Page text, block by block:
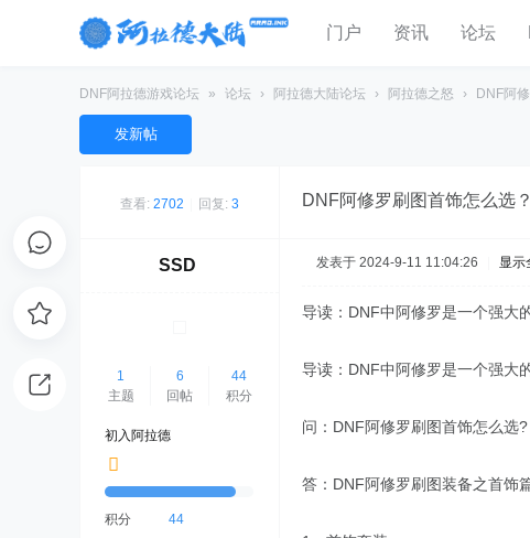
门户 资讯 论坛
DNF阿拉德游戏论坛 » 论坛 › 阿拉德大陆论坛 › 阿拉德之怒 › DNF阿
发新帖
查看: 2702 回复: 3 DNF阿修罗刷图首饰怎么选？
SSD
1
主题
6
回帖
44
积分
初入阿拉德
积分
44
发表于 2024-9-11 11:04:26 显示
导读：DNF中阿修罗是一个强大
导读：DNF中阿修罗是一个强大
问：DNF阿修罗刷图首饰怎么选?
答：DNF阿修罗刷图装备之首饰